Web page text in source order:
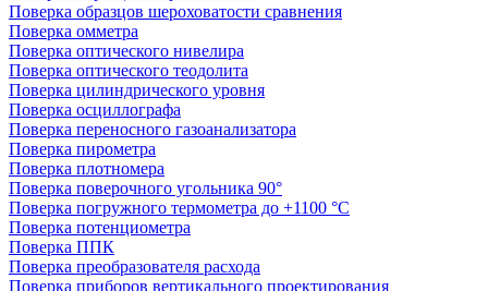
Поверка образцов шероховатости сравнения
Поверка омметра
Поверка оптического нивелира
Поверка оптического теодолита
Поверка цилиндрического уровня
Поверка осциллографа
Поверка переносного газоанализатора
Поверка пирометра
Поверка плотномера
Поверка поверочного угольника 90°
Поверка погружного термометра до +1100 °С
Поверка потенциометра
Поверка ППК
Поверка преобразователя расхода
Поверка приборов вертикального проектирования